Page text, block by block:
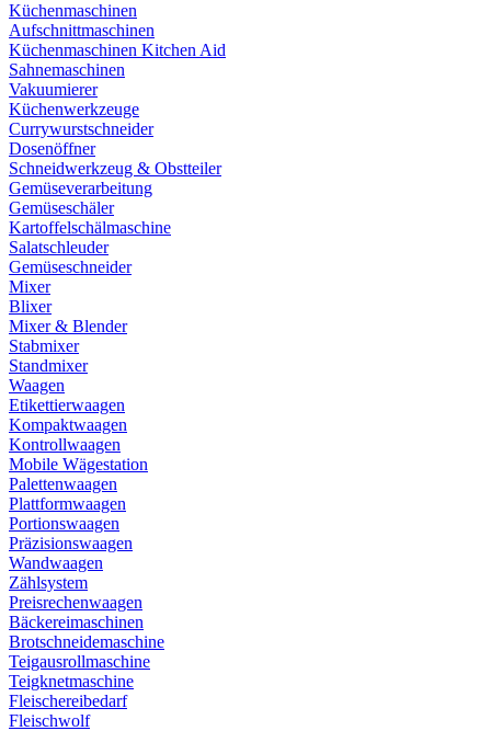
Küchenmaschinen
Aufschnittmaschinen
Küchenmaschinen Kitchen Aid
Sahnemaschinen
Vakuumierer
Küchenwerkzeuge
Currywurstschneider
Dosenöffner
Schneidwerkzeug & Obstteiler
Gemüseverarbeitung
Gemüseschäler
Kartoffelschälmaschine
Salatschleuder
Gemüseschneider
Mixer
Blixer
Mixer & Blender
Stabmixer
Standmixer
Waagen
Etikettierwaagen
Kompaktwaagen
Kontrollwaagen
Mobile Wägestation
Palettenwaagen
Plattformwaagen
Portionswaagen
Präzisionswaagen
Wandwaagen
Zählsystem
Preisrechenwaagen
Bäckereimaschinen
Brotschneidemaschine
Teigausrollmaschine
Teigknetmaschine
Fleischereibedarf
Fleischwolf